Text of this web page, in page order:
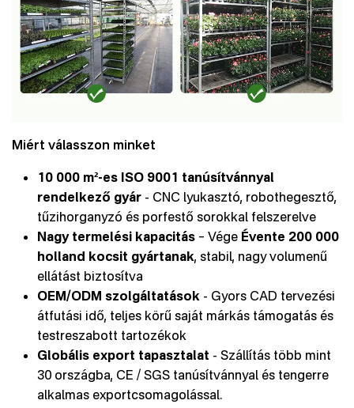
Miért válasszon minket
10 000 m²-es ISO 9001 tanúsítvánnyal
rendelkező gyár - CNC lyukasztó, robothegesztő,
tűzihorganyzó és porfestő sorokkal felszerelve
Nagy termelési kapacitás – Vége Évente 200 000
holland kocsit gyártanak, stabil, nagy volumenű
ellátást biztosítva
OEM/ODM szolgáltatások - Gyors CAD tervezési
átfutási idő, teljes körű saját márkás támogatás és
testreszabott tartozékok
Globális export tapasztalat - Szállítás több mint
30 országba, CE / SGS tanúsítvánnyal és tengerre
alkalmas exportcsomagolással.